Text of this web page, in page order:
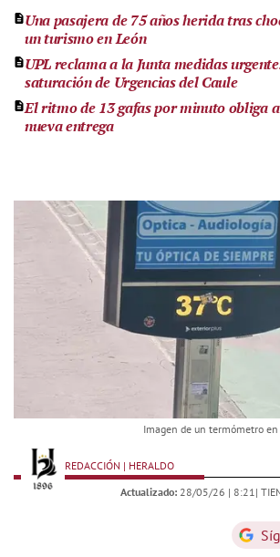
Una pasajera de 75 años herida tras
un turismo en León
UPL reclama a la Junta medidas
saturación de Urgencias del Caule
El ritmo de 13 gafas por minuto obliga
nueva entrega
Imagen de un termómetro
REDACCIÓN | HERALDO
Actualizado: 28/05/26 | 8:21|